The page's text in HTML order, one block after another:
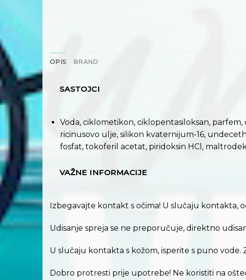
OPIS BRAND
SASTOJCI
Voda, ciklometikon, ciklopentasiloksan,
ricinusovo ulje, silikon kvaternijum-16,
fosfat, tokoferil acetat, piridoksin HCl,
VAŽNE INFORMACIJE
Izbegavajte kontakt s očima! U slučaju kontakta,
Udisanje spreja se ne preporučuje, direktno
U slučaju kontakta s kožom, isperite s puno
Dobro protresti prije upotrebe! Ne koristiti na